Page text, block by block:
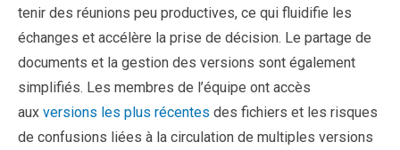
tenir des réunions peu productives, ce qui fluidifie les
échanges et accélère la prise de décision. Le partage de
documents et la gestion des versions sont également
simplifiés. Les membres de l’équipe ont accès
aux versions les plus récentes des fichiers et les risques
de confusions liées à la circulation de multiples versions